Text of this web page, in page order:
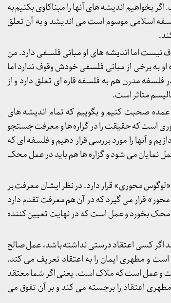
اندیشه های آنها را مبناکاوی بکنیم به
اسلامی موسوم است می اندیشد و به آن تعلق
اما اندیشه های او مبانی فلسفی دارد. من
به برخی از مبانی فلسفی خودش وقوف ندارد اما
مدرن هم به فلسفه قاره ای تعلق دارد و از
متاثر است.
عمده صحبت کنیم و بگوییم که تمام اندیشه های
است که حقیقت را در گزاره ها و معرفت جستجو
و آنها را مورد بررسی قرار دهیم و فلسفه ای که
می شود و گزاره ها هم باید در عمل محک
محوری» قرار دارد. در نظر ایشان معرفت بر
قرار می گیرد که در آن هم معرفت تقدم دارد
بخورد و عمل است که در نهایت تعیین کننده
اگر کسی اعتقاد درستی نداشته باشد، عمل صالح
و مطهری ایمان را به اعتقاد تعریف می کند.
و عمل است که ملاک است. یعنی اگر شما معتقد
اعتقاد را برجسته می کند و بر آن تفوق می